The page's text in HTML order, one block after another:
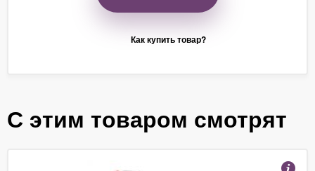
Как купить товар?
С этим товаром смотрят